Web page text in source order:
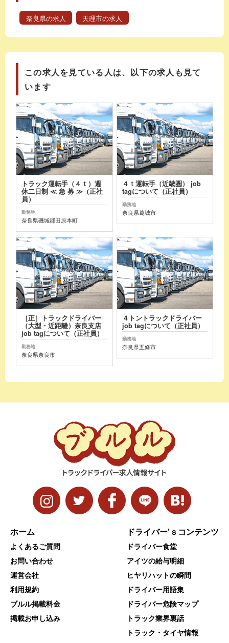
奈良県の求人 天理市の求人
この求人を見ている人は、以下の求人も見て
います
トラック運転手（４ｔ）週
休二日制 ≪ 急 募 ≫（正社
員）
勤務地
奈良県磯城郡田原本町
４ｔ運転手（近畿圏） job
tagについて（正社員）
勤務地
奈良県葛城市
［正］トラックドライバー
（大型・近距離）奈良支店
job tagについて（正社員）
勤務地
奈良県奈良市
４トントラックドライバー
job tagについて（正社員）
勤務地
奈良県五條市
ホーム
よくあるご質問
お問い合わせ
運営会社
利用規約
ブルル掲載料金
掲載お申し込み
ドライバー’ｓコンテンツ
ドライバー食堂
アイツの給与明細
ヒヤリハットの瞬間
ドライバー用語集
ドライバー危険マップ
トラック業界裏話
トラック・タイヤ情報